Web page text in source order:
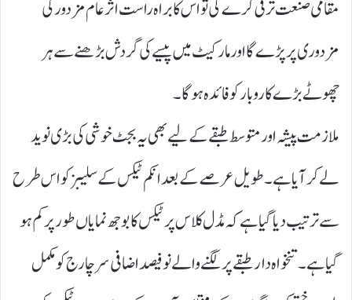
مقامی صنعت ترقی کرے گی تو اس کا براہ راست اثر عام مزدور کی
مزدوری پر پڑے گا اور مارکیٹ میں پیسے کی گردش بڑھنے سے ہر
چھوٹے بڑے کاروبار کو فائدہ ہوگا۔
ملازمت پیشہ اور متوسط طبقے کے لیے بھی یہ بجٹ خوشی کی بڑی نوید
لے کر آیا ہے۔ طویل عرصے کے بعد انکم ٹیکس کے سلیبز کو اس طرح
سے ترتیب دیا گیا ہے کہ مڈل کلاس پر ٹیکس کا بوجھ نمایاں طور پر کم ہو
گیا ہے۔ تنخواہ دار طبقے پر لگنے والے نو فیصد اضافی سرچارج کو مکمل